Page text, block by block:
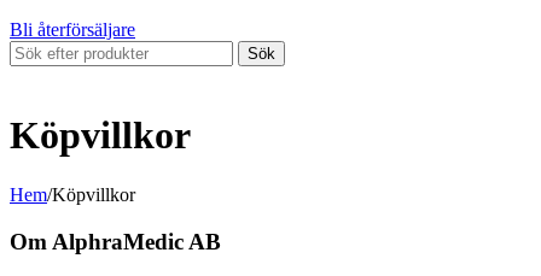
Bli återförsäljare
Sök
Köpvillkor
Hem/Köpvillkor
Om AlphraMedic AB